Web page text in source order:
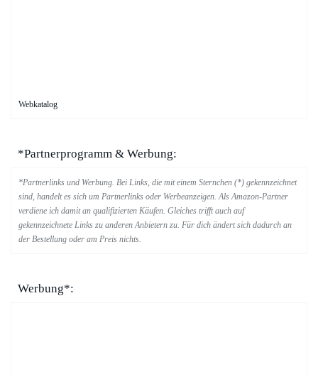
Webkatalog
*Partnerprogramm & Werbung:
*Partnerlinks und Werbung. Bei Links, die mit einem Sternchen (*) gekennzeichnet
sind, handelt es sich um Partnerlinks oder Werbeanzeigen. Als Amazon-Partner
verdiene ich damit an qualifizierten Käufen. Gleiches trifft auch auf
gekennzeichnete Links zu anderen Anbietern zu. Für dich ändert sich dadurch an
der Bestellung oder am Preis nichts.
Werbung*: